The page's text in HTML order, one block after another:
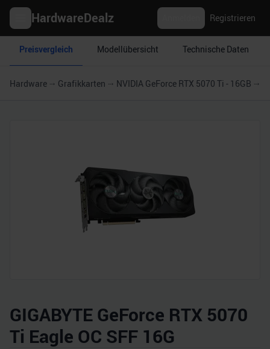
HardwareDealz Registrieren
Preisvergleich Modellübersicht Technische Daten
Hardware Grafikkarten NVIDIA GeForce RTX 5070 Ti - 16GB
GIGABYTE GeForce RTX 5070
Ti Eagle OC SFF 16G